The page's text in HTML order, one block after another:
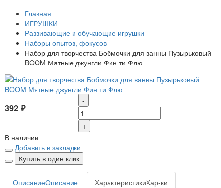
Главная
ИГРУШКИ
Развивающие и обучающие игрушки
Наборы опытов, фокусов
Набор для творчества Бобмочки для ванны Пузырьковый
BOOM Мятные джунгли Фин ти Флю
392 ₽
-
+
В наличии
Добавить в закладки
Купить в один клик
ОписаниеОписание ХарактеристикиХар-ки